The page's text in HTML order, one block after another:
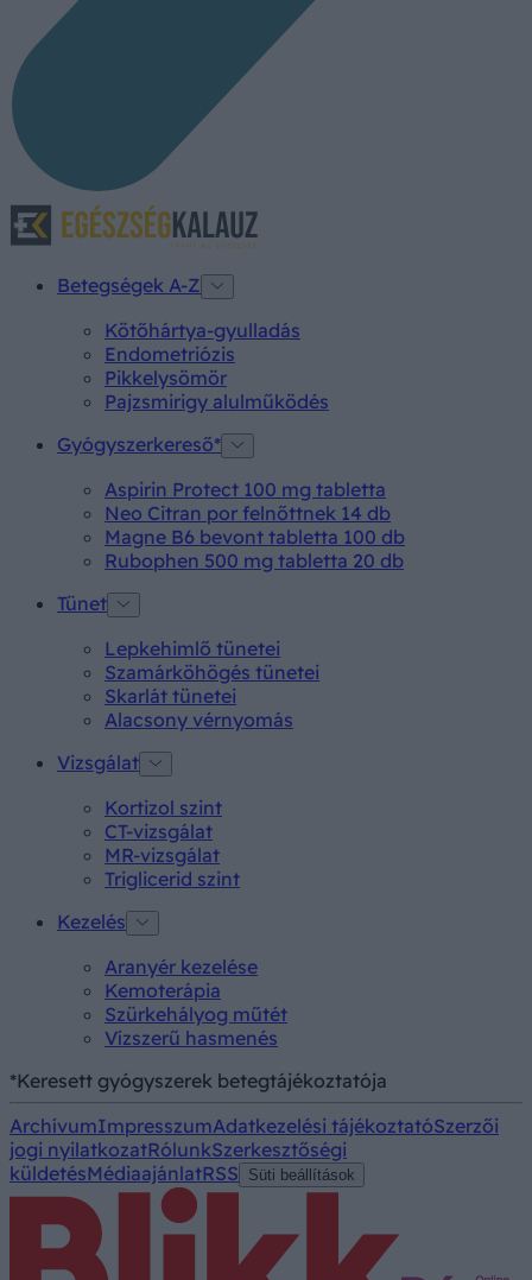
Betegségek A-Z
Kötőhártya-gyulladás
Endometriózis
Pikkelysömör
Pajzsmirigy alulműködés
Gyógyszerkereső*
Aspirin Protect 100 mg tabletta
Neo Citran por felnőttnek 14 db
Magne B6 bevont tabletta 100 db
Rubophen 500 mg tabletta 20 db
Tünet
Lepkehimlő tünetei
Szamárköhögés tünetei
Skarlát tünetei
Alacsony vérnyomás
Vizsgálat
Kortizol szint
CT-vizsgálat
MR-vizsgálat
Triglicerid szint
Kezelés
Aranyér kezelése
Kemoterápia
Szürkehályog műtét
Vízszerű hasmenés
*Keresett gyógyszerek betegtájékoztatója
ArchívumImpresszumAdatkezelési tájékoztatóSzerzői
jogi nyilatkozatRólunkSzerkesztőségi
küldetésMédiaajánlatRSS Süti beállítások